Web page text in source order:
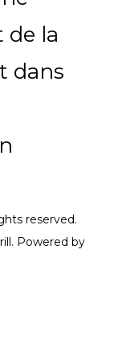
de la
dans
reserved.
Powered by